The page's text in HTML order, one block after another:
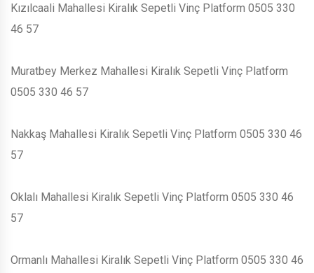
Kızılcaali Mahallesi Kiralık Sepetli Vinç Platform 0505 330
46 57
Muratbey Merkez Mahallesi Kiralık Sepetli Vinç Platform
0505 330 46 57
Nakkaş Mahallesi Kiralık Sepetli Vinç Platform 0505 330 46
57
Oklalı Mahallesi Kiralık Sepetli Vinç Platform 0505 330 46
57
Ormanlı Mahallesi Kiralık Sepetli Vinç Platform 0505 330 46